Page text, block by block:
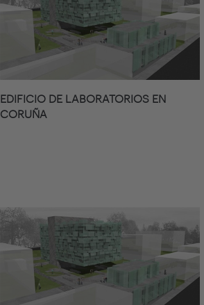
EDIFICIO DE LABORATORIOS EN
CORUÑA